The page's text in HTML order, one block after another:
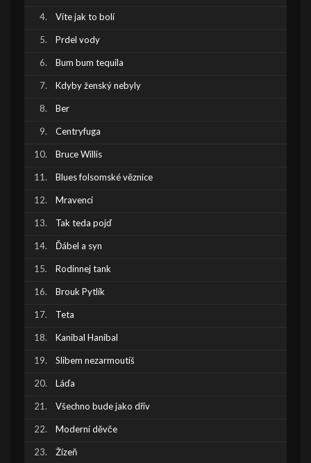
Víte jak to bolí
Prdel vody
Bum bum tequila
Kdyby ženský nebyly
Ber
Centryfuga
Bruce Willis
Blues folsomské věznice
Mravenci
Tak teda pojď
Ďábel a syn
Rodinnej tank
Brouk Pytlík
Teta
Kanibal Hanibal
Slibem nezarmoutíš
Láďa
Všechno bude jako dřív
Moderní děvče
Žízeň